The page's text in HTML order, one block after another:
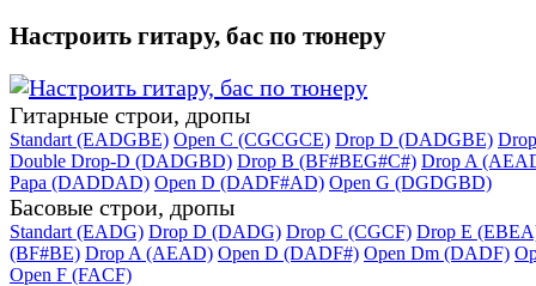
Настроить гитару, бас по тюнеру
Гитарные строи, дропы
Standart (EADGBE) Open C (CGCGCE) Drop D (DADGBE)
Double Drop-D (DADGBD) Drop B (BF#BEG#C#) Drop A
Papa (DADDAD) Open D (DADF#AD) Open G (DGDGBD)
Басовые строи, дропы
Standart (EADG) Drop D (DADG) Drop C (CGCF) Drop E
(BF#BE) Drop A (AEAD) Open D (DADF#) Open Dm (DADF)
Open F (FACF)